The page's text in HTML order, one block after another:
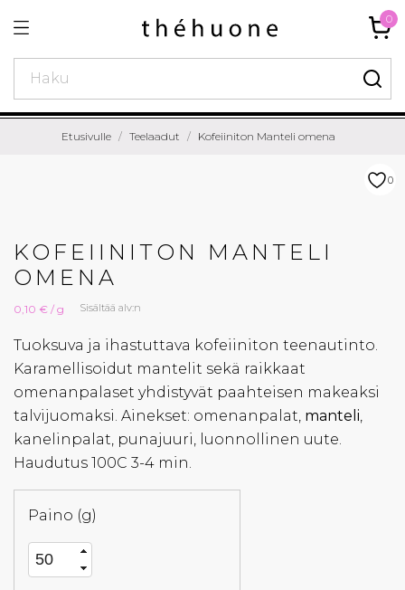
0
Etusivulle Teelaadut Kofeiiniton Manteli omena
0
KOFEIINITON MANTELI
OMENA
0,10 € / g Sisältää alv:n
Tuoksuva ja ihastuttava kofeiiniton teenautinto.
Karamellisoidut mantelit sekä raikkaat
omenanpalaset yhdistyvät paahteisen makeaksi
talvijuomaksi. Ainekset: omenanpalat, manteli,
kanelinpalat, punajuuri, luonnollinen uute.
Haudutus 100C 3-4 min.
Paino (g)